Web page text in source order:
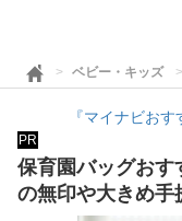
ベビー・キッズ
『マイナビお
PR
保育園バッグおす
の無印や大きめ手